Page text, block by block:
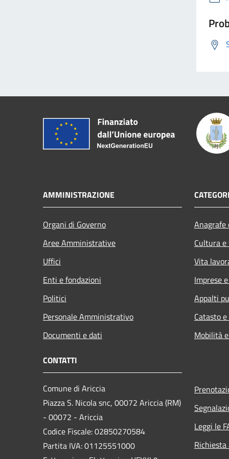
AMMINISTRAZIONE
Organi di Governo
Aree Amministrative
Uffici
Enti e fondazioni
Politici
Personale Amministrativo
Documenti e dati
Cultura
Vita
Imprese
Appalti
Catasto
Mobilità
CONTATTI
Comune di Ariccia
Piazza S. Nicola snc, 00072 Ariccia (RM)
- 00072 - Ariccia
Codice Fiscale: 02850270584
Partita IVA: 01125551000
Leggi le